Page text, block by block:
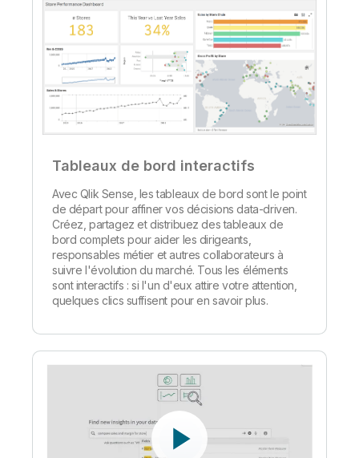
Tableaux de bord interactifs
Avec Qlik Sense, les tableaux de bord sont le point
de départ pour affiner vos décisions data-driven.
Créez, partagez et distribuez des tableaux de
bord complets pour aider les dirigeants,
responsables métier et autres collaborateurs à
suivre l'évolution du marché. Tous les éléments
sont interactifs : si l'un d'eux attire votre attention,
quelques clics suffisent pour en savoir plus.